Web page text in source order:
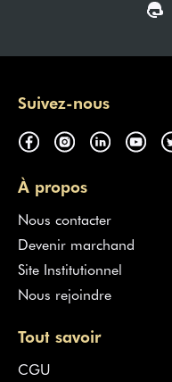
Suivez-nous
À propos
Nous contacter
Devenir marchand
Site Institutionnel
Nous rejoindre
Tout savoir
CGU